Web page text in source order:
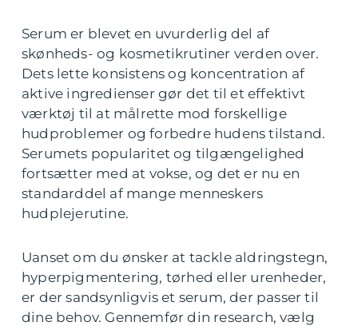
Serum er blevet en uvurderlig del af
skønheds- og kosmetikrutiner verden over.
Dets lette konsistens og koncentration af
aktive ingredienser gør det til et effektivt
værktøj til at målrette mod forskellige
hudproblemer og forbedre hudens tilstand.
Serumets popularitet og tilgængelighed
fortsætter med at vokse, og det er nu en
standarddel af mange menneskers
hudplejerutine.
Uanset om du ønsker at tackle aldringstegn,
hyperpigmentering, tørhed eller urenheder,
er der sandsynligvis et serum, der passer til
dine behov. Gennemfør din research, vælg